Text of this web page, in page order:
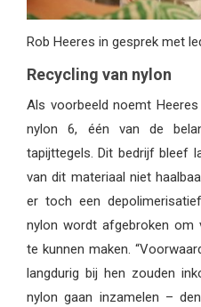
Rob Heeres in gesprek met
Recycling van nylon
Als voorbeeld noemt
nylon 6, één van de
tapijttegels. Dit bedrijf bleef
van dit materiaal niet
er toch een
nylon wordt afgebroken om
te kunnen maken.
langdurig bij hen zouden
nylon gaan inzamelen –